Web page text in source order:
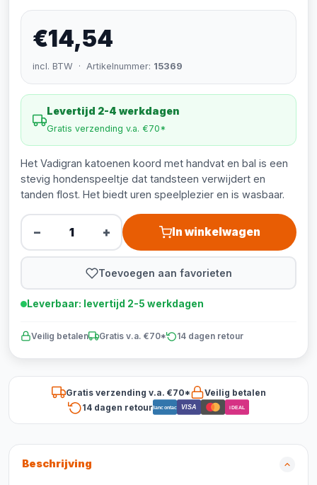
€14,54
incl. BTW · Artikelnummer: 15369
Levertijd 2-4 werkdagen
Gratis verzending v.a. €70*
Het Vadigran katoenen koord met handvat en bal is een
stevig hondenspeeltje dat tandsteen verwijdert en
tanden flost. Het biedt uren speelplezier en is wasbaar.
− + In winkelwagen
Toevoegen aan favorieten
Leverbaar: levertijd 2-5 werkdagen
Veilig betalen Gratis v.a. €70* 14 dagen retour
Gratis verzending v.a. €70*
Veilig betalen
14 dagen retourBancontact VISA iDEAL
Beschrijving